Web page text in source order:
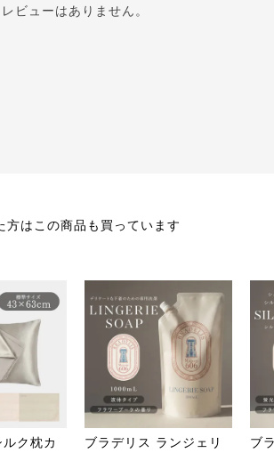
レビューはありません。
方はこの商品も買っています
ク枕カ
ブラデリス ランジェリ
ブ